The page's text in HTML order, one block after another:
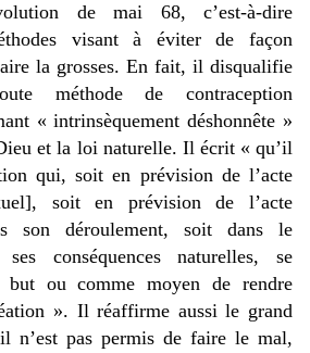
de mai 68, c’est-à-dire
visant à éviter de façon
la grosses. En fait, il disqualifie
méthode de contraception
« intrinsèquement déshonnête »
et la loi naturelle. Il écrit « qu’il
qui, soit en prévision de l’acte
soit en prévision de l’acte
son déroulement, soit dans le
conséquences naturelles, se
but ou comme moyen de rendre
». Il réaffirme aussi le grand
n’est pas permis de faire le mal,